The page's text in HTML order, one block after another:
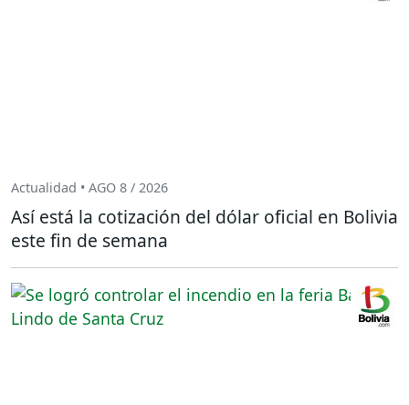
Actualidad • AGO 8 / 2026
Así está la cotización del dólar oficial en Bolivia
este fin de semana